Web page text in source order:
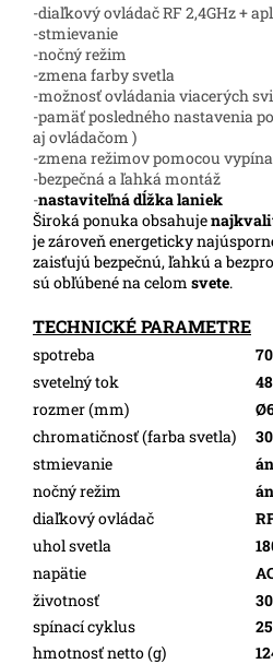
-diaľkový ovládač RF 2,4GHz +
-stmievanie
-nočný režim
-zmena farby svetla
-možnosť ovládania viacerých
-pamäť posledného nastavenia
aj ovládačom )
-zmena režimov pomocou
-bezpečná a ľahká montáž
-nastaviteľná dĺžka laniek
Široká ponuka obsahuje
je zároveň energeticky
zaisťujú bezpečnú, ľahkú a
sú obľúbené na celom svete.
TECHNICKÉ PARAMETRE
spotreba
svetelný tok
rozmer (mm)
chromatičnosť (farba svetla)
stmievanie
nočný režim
diaľkový ovládač
uhol svetla
napätie
životnosť
spínací cyklus
hmotnosť netto (g)